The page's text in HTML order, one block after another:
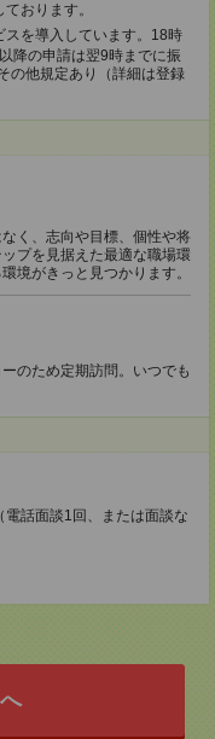
おります。
を導入しています。18時
降の申請は翌9時までに振
他規定あり（詳細は登録
く、志向や目標、個性や将
プを見据えた最適な職場環
境がきっと見つかります。
のため定期訪問。いつでも
話面談1回、または面談な